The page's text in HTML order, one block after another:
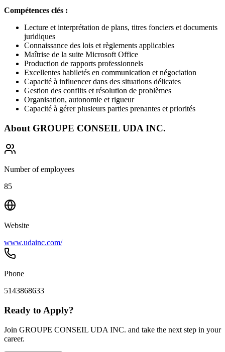
Compétences clés :
Lecture et interprétation de plans, titres fonciers et documents
juridiques
Connaissance des lois et règlements applicables
Maîtrise de la suite Microsoft Office
Production de rapports professionnels
Excellentes habiletés en communication et négociation
Capacité à influencer dans des situations délicates
Gestion des conflits et résolution de problèmes
Organisation, autonomie et rigueur
Capacité à gérer plusieurs parties prenantes et priorités
About GROUPE CONSEIL UDA INC.
Number of employees
85
Website
www.udainc.com/
Phone
5143868633
Ready to Apply?
Join GROUPE CONSEIL UDA INC. and take the next step in your
career.